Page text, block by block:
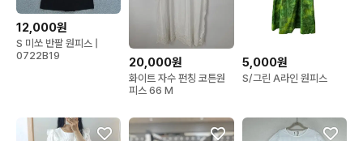
12,000원
S 미쏘 반팔 원피스 |
0722B19
20,000원
화이트 자수 펀칭 코튼원
피스 66 M
5,000원
S/그린 A라인 원피스